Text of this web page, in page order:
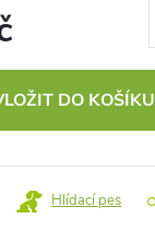
DO KOŠÍKU
Hlídací pes